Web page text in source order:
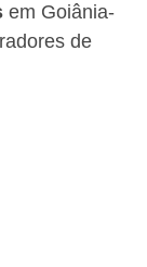
em Goiânia-
de